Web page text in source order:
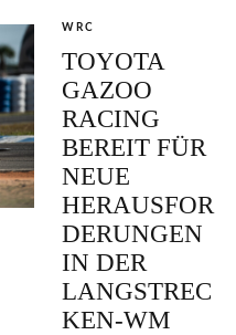
WRC
TOYOTA
GAZOO
RACING
BEREIT FÜR
NEUE
HERAUSFOR
DERUNGEN
IN DER
LANGSTREC
KEN-WM